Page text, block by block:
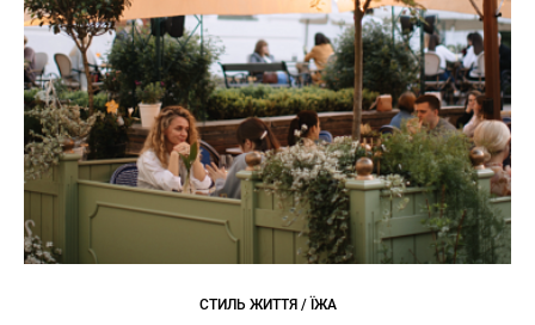
СТИЛЬ ЖИТТЯ / ЇЖА